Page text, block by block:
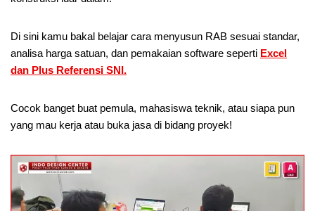
Di sini kamu bakal belajar cara menyusun RAB sesuai standar,
analisa harga satuan, dan pemakaian software seperti Excel
dan Plus Referensi SNI.
Cocok banget buat pemula, mahasiswa teknik, atau siapa pun
yang mau kerja atau buka jasa di bidang proyek!